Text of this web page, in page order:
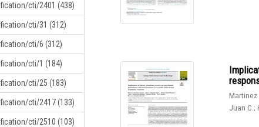
cti/2401 (438)
cti/31 (312)
cti/6 (312)
cti/1 (184)
cti/25 (183)
cti/2417 (133)
cti/2510 (103)
Juan C.;